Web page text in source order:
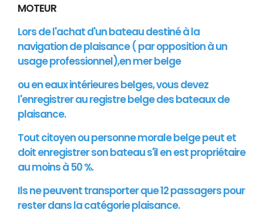
MOTEUR
Lors de l'achat d'un bateau destiné à la
navigation de plaisance ( par opposition à un
usage professionnel),en mer belge
ou en eaux intérieures belges, vous devez
l'enregistrer au registre belge des bateaux de
plaisance.
Tout citoyen ou personne morale belge peut et
doit enregistrer son bateau s'il en est propriétaire
au moins à 50 %.
Ils ne peuvent transporter que 12 passagers pour
rester dans la catégorie plaisance.